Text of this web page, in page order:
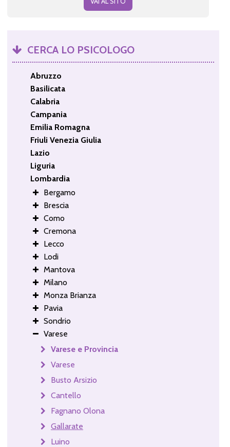
CERCA LO PSICOLOGO
Abruzzo
Basilicata
Calabria
Campania
Emilia Romagna
Friuli Venezia Giulia
Lazio
Liguria
Lombardia
Bergamo
Brescia
Como
Cremona
Lecco
Lodi
Mantova
Milano
Monza Brianza
Pavia
Sondrio
Varese
Varese e Provincia
Varese
Busto Arsizio
Cantello
Fagnano Olona
Gallarate
Luino